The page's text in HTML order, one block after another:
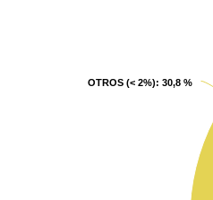
OTROS (< 2%): 30,8 %
OTROS (< 2%): 30,8 %